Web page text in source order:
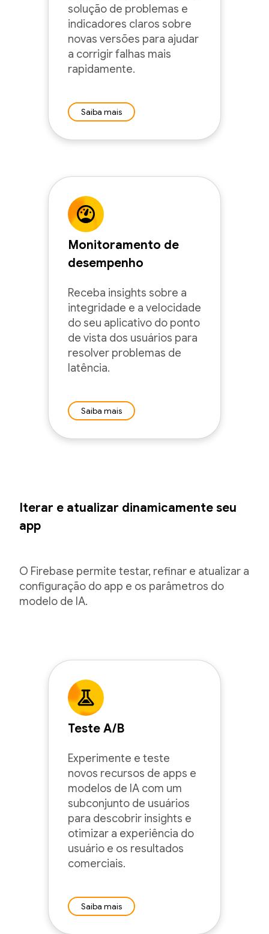
solução de problemas e
indicadores claros sobre
novas versões para ajudar
a corrigir falhas mais
rapidamente.
Saiba mais
Monitoramento de
desempenho
Receba insights sobre a
integridade e a velocidade
do seu aplicativo do ponto
de vista dos usuários para
resolver problemas de
latência.
Saiba mais
Iterar e atualizar dinamicamente seu
app
O Firebase permite testar, refinar e atualizar a
configuração do app e os parâmetros do
modelo de IA.
Teste A/B
Experimente e teste
novos recursos de apps e
modelos de IA com um
subconjunto de usuários
para descobrir insights e
otimizar a experiência do
usuário e os resultados
comerciais.
Saiba mais